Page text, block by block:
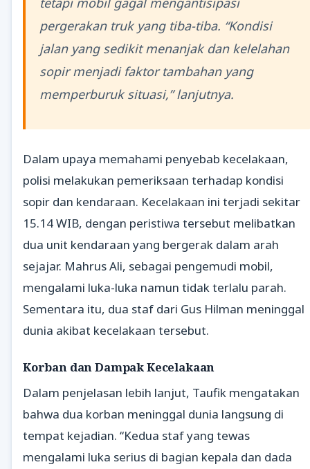
pergerakan truk yang tiba-tiba. “Kondisi
jalan yang sedikit menanjak dan kelelahan
sopir menjadi faktor tambahan yang
memperburuk situasi,” lanjutnya.
Dalam upaya memahami penyebab kecelakaan,
polisi melakukan pemeriksaan terhadap kondisi
sopir dan kendaraan. Kecelakaan ini terjadi sekitar
15.14 WIB, dengan peristiwa tersebut melibatkan
dua unit kendaraan yang bergerak dalam arah
sejajar. Mahrus Ali, sebagai pengemudi mobil,
mengalami luka-luka namun tidak terlalu parah.
Sementara itu, dua staf dari Gus Hilman meninggal
dunia akibat kecelakaan tersebut.
Korban dan Dampak Kecelakaan
Dalam penjelasan lebih lanjut, Taufik mengatakan
bahwa dua korban meninggal dunia langsung di
tempat kejadian. “Kedua staf yang tewas
mengalami luka serius di bagian kepala dan dada